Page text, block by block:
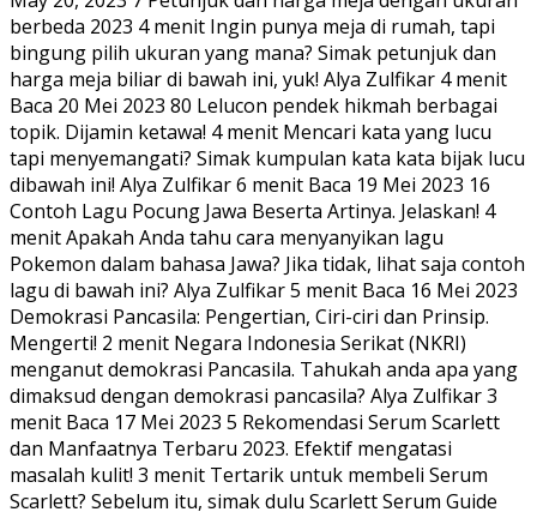
berbeda 2023 4 menit Ingin punya meja di rumah, tapi
bingung pilih ukuran yang mana? Simak petunjuk dan
harga meja biliar di bawah ini, yuk! Alya Zulfikar 4 menit
Baca 20 Mei 2023 80 Lelucon pendek hikmah berbagai
topik. Dijamin ketawa! 4 menit Mencari kata yang lucu
tapi menyemangati? Simak kumpulan kata kata bijak lucu
dibawah ini! Alya Zulfikar 6 menit Baca 19 Mei 2023 16
Contoh Lagu Pocung Jawa Beserta Artinya. Jelaskan! 4
menit Apakah Anda tahu cara menyanyikan lagu
Pokemon dalam bahasa Jawa? Jika tidak, lihat saja contoh
lagu di bawah ini? Alya Zulfikar 5 menit Baca 16 Mei 2023
Demokrasi Pancasila: Pengertian, Ciri-ciri dan Prinsip.
Mengerti! 2 menit Negara Indonesia Serikat (NKRI)
menganut demokrasi Pancasila. Tahukah anda apa yang
dimaksud dengan demokrasi pancasila? Alya Zulfikar 3
menit Baca 17 Mei 2023 5 Rekomendasi Serum Scarlett
dan Manfaatnya Terbaru 2023. Efektif mengatasi
masalah kulit! 3 menit Tertarik untuk membeli Serum
Scarlett? Sebelum itu, simak dulu Scarlett Serum Guide